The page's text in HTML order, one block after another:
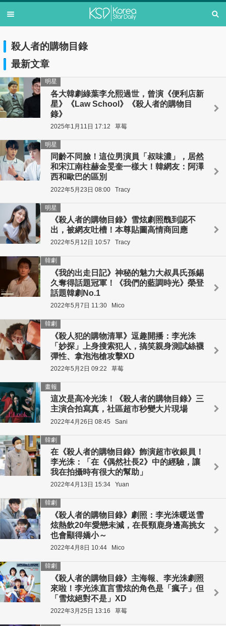
殺人者的購物目錄
最新文章
各大韓劇綠葉李允熙過世，曾演《便利店新
星》《Law School》《殺人者的購物目
錄》
明星
2025年1月11日 17:12 草莓
同齡不同臉！這位男演員「叔味濃」，居然
和宋江南柱赫金旻奎一樣大！韓網友：阿澤
西和歐巴的區別
明星
2022年5月23日 08:00 Tracy
《殺人者的購物目錄》雪炫劇照醜到認不
出，被網友吐槽！本尊貼圖高情商回應
明星
2022年5月12日 10:57 Tracy
《我的出走日記》神秘的魅力大叔具氏孫錫
久奪得話題冠軍！《我們的藍調時光》榮登
話題韓劇No.1
韓劇
2022年5月7日 11:30 Mico
《殺人犯的購物清單》逗趣開播：李光洙
「妙探」上身搜索犯人，搞笑親身測試絲襪
彈性、拿泡泡槍攻擊XD
韓劇
2022年5月2日 09:22 草莓
這次是高冷光洙！《殺人者的購物目錄》三
主演合拍寫真，社區超市秒變大片現場
畫報
2022年4月26日 08:45 Sani
在《殺人者的購物目錄》飾演超市收銀員！
李光洙：「在《偶然社長2》中的經驗，讓
我在拍攝時有很大的幫助」
韓劇
2022年4月13日 15:34 Yuan
《殺人者的購物目錄》劇照：李光洙暖送雪
炫熱飲20年愛戀未減，在長頸鹿身邊高挑女
也會顯得嬌小～
韓劇
2022年4月8日 10:44 Mico
《殺人者的購物目錄》主海報、李光洙劇照
來啦！李光洙直言雪炫的角色是「瘋子」但
「雪炫絕對不是」XD
韓劇
2022年3月25日 13:16 草莓